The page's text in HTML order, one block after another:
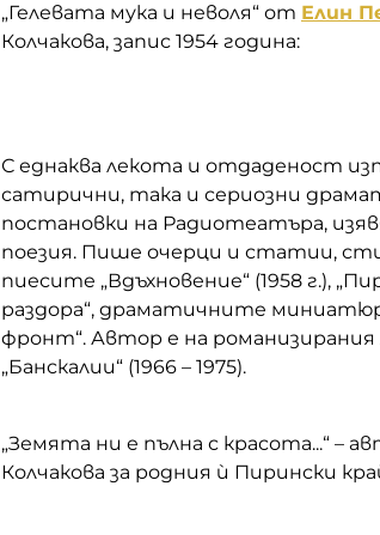
„Гелевата мука и неволя“ от Елин
Колчакова, запис 1954 година:
С еднаква лекота и отдаденост
сатирични, така и сериозни
постановки на Радиотеатъра,
поезия. Пише очерци и статии,
пиесите „Вдъхновение“ (1958 г.),
раздора“, драматичните
фронт“. Автор е на
„Банскалии“ (1966 – 1975).
„Земята ни е пълна с красота...“ –
Колчакова за родния ѝ Пирински